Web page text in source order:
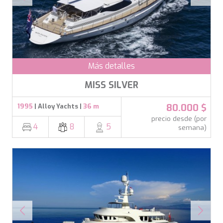
Más detalles
MISS SILVER
1995 | Alloy Yachts | 36 m
4 8 5
80.000 $
precio desde (por
semana)
DE LISLE III
DE ZEUS
DELTA ONE
DESAMIS B
DHAMMA II
DONNA DEL MARE
E-MOTION
ECCE NAVIGO
ESMERALDA OF THE SEAS
ETERNAL SPARK
ETERNITY